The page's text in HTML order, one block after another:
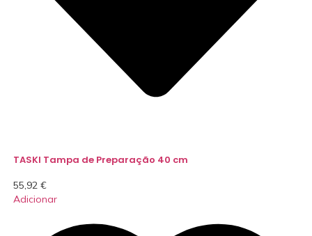
TASKI Tampa de Preparação 40 cm
55,92 €
Adicionar